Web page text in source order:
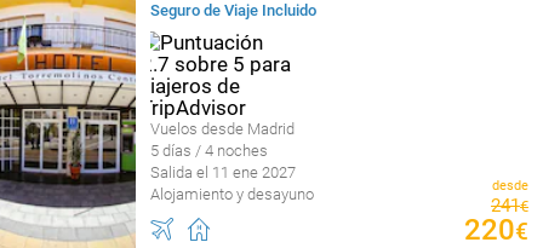
Seguro de Viaje Incluido
Vuelos desde Madrid
5 días / 4 noches
Salida el 11 ene 2027
Alojamiento y desayuno
desde
241€
220€